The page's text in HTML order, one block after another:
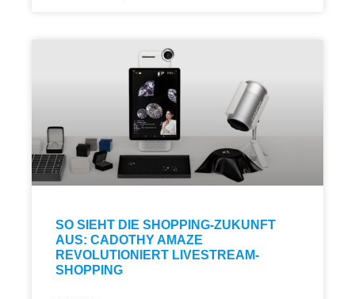
SO SIEHT DIE SHOPPING-ZUKUNFT
AUS: CADOTHY AMAZE
REVOLUTIONIERT LIVESTREAM-
SHOPPING